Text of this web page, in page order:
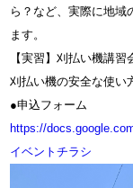
ら？など、実際に地域
ます。
【実習】刈払い機講
刈払い機の安全な使い
●申込フォーム
https://
イベントチラシ